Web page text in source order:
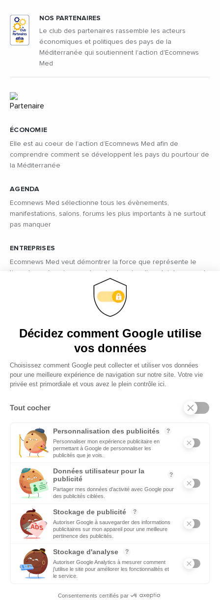
ÉCONOMIE
Elle est au coeur de l’action d’Ecomnews Med afin de
comprendre comment se développent les pays du pourtour de
la Méditerranée
AGENDA
Ecomnews Med sélectionne tous les évènements,
manifestations, salons, forums les plus importants à ne surtout
pas manquer
ENTREPRISES
Ecomnews Med veut démontrer la force que représente le
tissu des entreprises sur tous les bassins d’emploi des pays du
pourtour méditerranéen en réalisant des focus sur les plus
Retrouvez tous les reportages et interviews de terrain réalisés
par nos journalistes professionnels sur les acteurs les plus
dynamiques des pays du pourtour méditerranéen.
EMPLOI
Quels sont les décideurs qui font l’actualité économique et
politique des pays du pourtour de la Méditerranée.
NOS PARTENAIRES
Le club des partenaires rassemble les acteurs
économiques et politiques des pays de la
Méditerranée qui soutiennent l'action d'Ecomnews
Med
Copyright © 2026 - Tous droits réservés
Qui sommes-nous ?
Contact
Mentions légales
Décidez comment Google utilise
vos données
Choisissez comment Google peut collecter et utiliser vos données
pour une meilleure expérience de navigation sur notre site. Votre vie
privée est primordiale et vous avez le plein contrôle ici.
Tout cocher
Personnalisation des publicités ?
Personnaliser mon expérience publicitaire en
permettant à Google de personnaliser les
publicités que je vois.
Données utilisateur pour la
publicité
?
Partager mes données d'activité avec Google pour
des publicités ciblées.
Stockage de publicité ?
Autoriser Google à sauvegarder des informations
publicitaires sur mon appareil pour une meilleure
pertinence des publicités.
Stockage d'analyse ?
Autoriser Google Analytics à mesurer comment
j'utilise le site pour améliorer les fonctionnalités et
le service.
Consentements certifiés par